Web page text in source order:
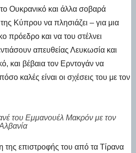
το Ουκρανικό και άλλα σοβαρά
Κύπρου να πλησιάζει – για μια
πρόεδρο και να του στέλνει
απευθείας Λευκωσία και
και βέβαια τον Ερντογάν να
καλές είναι οι σχέσεις του με τον
του Εμμανουέλ Μακρόν με τον
της επιστροφής του από τα Τίρανα